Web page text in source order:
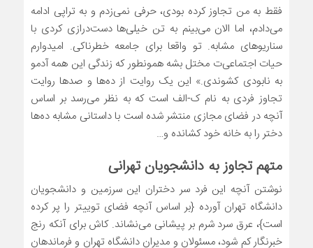
فقط به من تجاوز کرده بودی، حرفی نمی‌زدم و به تراپی ادامه
می‌دادم، اما الان می‌بینم به تن خیلی‌ها دست‌درازی کردی با
سناریو‌های مشابه. تو واقعا برای جامعه خطرناکی. امیدوارم
حیات اجتماعی‌ت مختل بشه همونطور که زندگی این همه آدمو
به نابودی کشوندی.» این یک روایت از ده‌ها و صد‌ها روایت
تجاوز فردی به نام ک-الف است که به نظر می‌رسد بر اساس
آنچه در فضای مجازی منتشر شده است با داستانی مشابه ده‌ها
دختر را به خانه خود کشانده و…
متهم تجاوز به دانشجویان تهرانی
نوشتن آنچه این فرد سر دختران این سرزمین و دانشجویان
دانشگاه تهران آورده {بر اساس آنچه فضای توییتر را پر کرده
است}، عرق سرد شرم بر پیشانی می‌نشاند. کاش برای آنکه رنج
خبرنگار کم شود، مسئولان و مدیران دانشگاه تهران و فرماندهان